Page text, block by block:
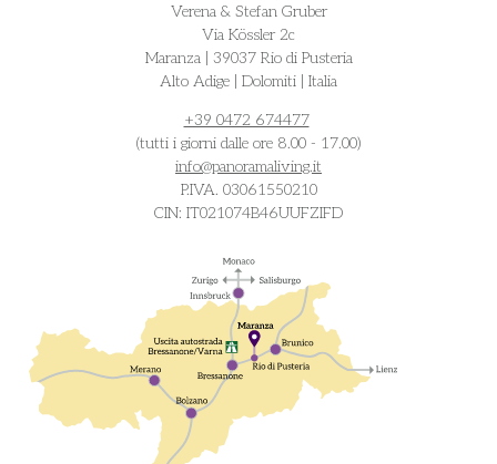
Verena & Stefan Gruber
Via Kössler 2c
Maranza | 39037 Rio di Pusteria
Alto Adige | Dolomiti | Italia
+39 0472 674477
(tutti i giorni dalle ore 8.00 - 17.00)
info@panoramaliving.it
P.IVA. 03061550210
CIN: IT021074B46UUFZIFD